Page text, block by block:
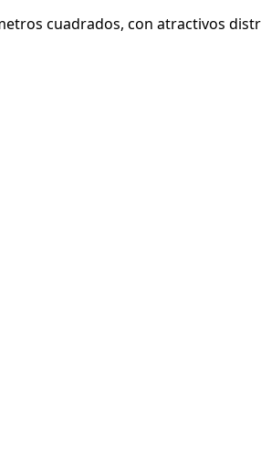
cuadrados, con atractivos